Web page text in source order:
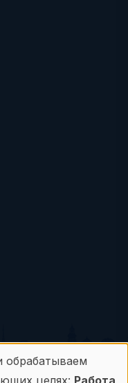
обрабатываем
целях: Работа